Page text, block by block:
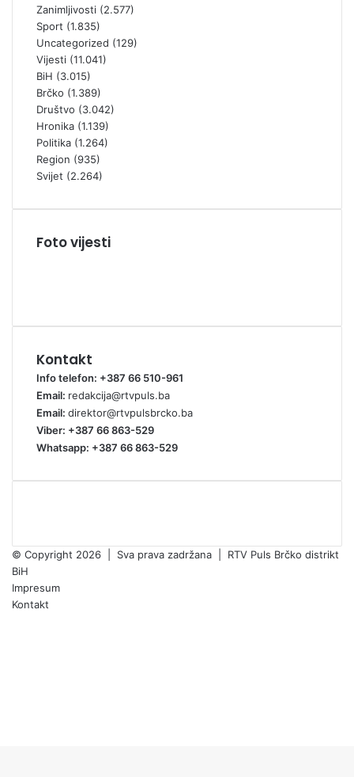
Zanimljivosti (2.577)
Sport (1.835)
Uncategorized (129)
Vijesti (11.041)
BiH (3.015)
Brčko (1.389)
Društvo (3.042)
Hronika (1.139)
Politika (1.264)
Region (935)
Svijet (2.264)
Foto vijesti
Kontakt
Info telefon: +387 66 510-961
Email: redakcija@rtvpuls.ba
Email: direktor@rtvpulsbrcko.ba
Viber: +387 66 863-529
Whatsapp: +387 66 863-529
© Copyright 2026 | Sva prava zadržana | RTV Puls Brčko distrikt
BiH
Impresum
Kontakt